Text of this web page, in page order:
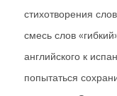
стихотворения
смесь слов
английского к
попытаться